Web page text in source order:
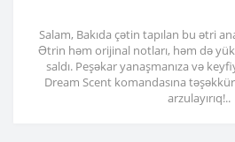
Salam, Bakıda çətin tapılan bu ətri
Ətrin həm orijinal notları, həm də
saldı. Peşəkar yanaşmanıza və
Dream Scent komandasına
arzulayırıq!..